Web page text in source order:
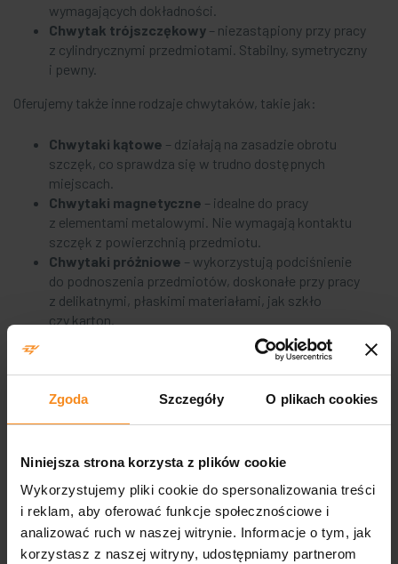
Zgoda Szczegóły O plikach cookies
Niniejsza strona korzysta z plików cookie
Wykorzystujemy pliki cookie do spersonalizowania treści
i reklam, aby oferować funkcje społecznościowe i
analizować ruch w naszej witrynie. Informacje o tym, jak
korzystasz z naszej witryny, udostępniamy partnerom
wymagających dokładności.
Chwytak trójszczękowy – niezastąpiony przy pracy
z cylindrycznymi przedmiotami. Stabilny, symetryczny
i pewny.
Oferujemy także inne rodzaje chwytaków, takie jak:
Chwytaki kątowe – działają na zasadzie obrotu
szczęk, co sprawdza się w trudno dostępnych
miejscach.
Chwytaki magnetyczne – idealne do pracy
z elementami metalowymi. Nie wymagają kontaktu
szczęk z powierzchnią przedmiotu.
Chwytaki próżniowe – wykorzystują podciśnienie
do podnoszenia przedmiotów, doskonałe przy pracy
z delikatnymi, płaskimi materiałami, jak szkło
czy karton.
– projektowane
na zamówienie, by spełnić szczególne wymagania
klienta.
Jak to działa?
Jak wygląda budowa chwytaka? Oto najważniejsze elementy
tego urządzenia:
Mechanizm napędowy– sprawia, że chwytak porusza
się i działa. Może być pneumatyczny lub elektryczny,